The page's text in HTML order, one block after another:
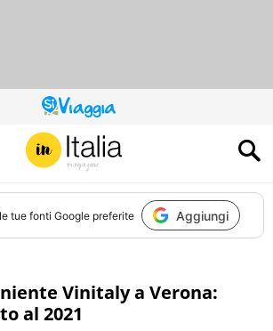
QUESTO
SITO
CONTRIBUISCE
ALL’AUDIENCE
DI
tue fonti Google preferite Aggiungi
Vinitaly a Verona:
al 2021